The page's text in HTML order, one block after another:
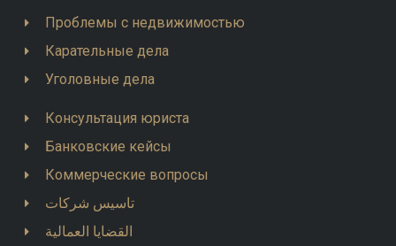
Проблемы с недвижимостью
Карательные дела
Уголовные дела
Консультация юриста
Банковские кейсы
Коммерческие вопросы
تاسيس شركات
القضايا العمالية